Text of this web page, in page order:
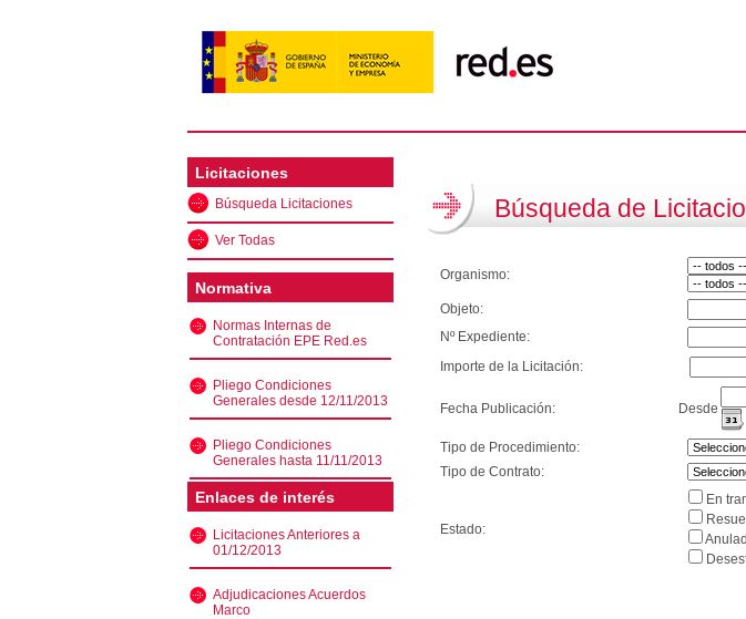
Licitaciones
Búsqueda Licitaciones
Ver Todas
Normativa
Normas Internas de
Contratación EPE Red.es
Pliego Condiciones
Generales desde 12/11/2013
Pliego Condiciones
Generales hasta 11/11/2013
Enlaces de interés
Licitaciones Anteriores a
01/12/2013
Adjudicaciones Acuerdos
Marco
Búsqueda de
Organismo:
Objeto:
Nº Expediente:
Importe de la Licitación:
Fecha Publicación: Desde
Tipo de Procedimiento:
Tipo de Contrato:
Estado:
En